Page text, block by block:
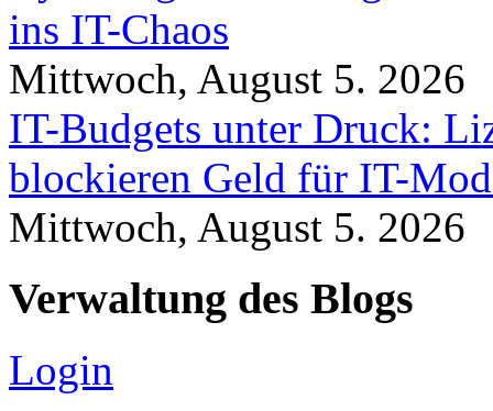
ins IT-Chaos
Mittwoch, August 5. 2026
IT-Budgets unter Druck:
blockieren Geld für IT-
Mittwoch, August 5. 2026
Verwaltung des Blogs
Login